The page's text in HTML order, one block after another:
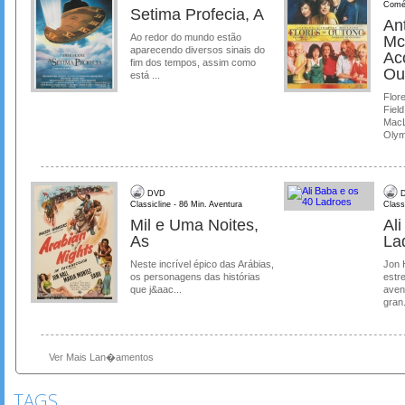
Setima Profecia, A
Ao redor do mundo estão
aparecendo diversos sinais do
fim dos tempos, assim como
está ...
DVD
Classicline - 86 Min. Aventura
Mil e Uma Noites,
As
Neste incrível épico das Arábias,
os personagens das histórias
que j&aac...
Ali
Jon
Ver Mais Lan�amentos